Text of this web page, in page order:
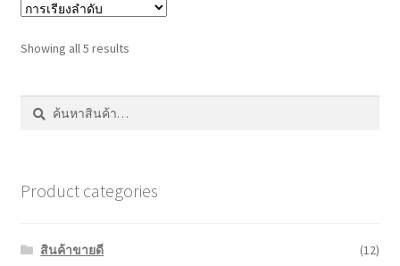
Showing all 5 results
ค้นหา:
ค้นหา
Product categories
สินค้าขายดี
(12)